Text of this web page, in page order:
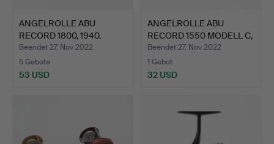
ANGELROLLE ABU
RECORD 1800, 1940.
Beendet 27. Nov 2022
5 Gebote
53 USD
ANGELROLLE ABU
RECORD 1550 MODELL C,
UM 19…
Beendet 27. Nov 2022
1 Gebot
32 USD